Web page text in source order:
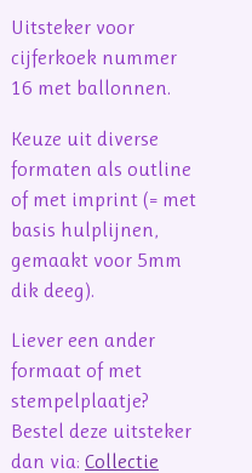
Uitsteker voor
cijferkoek nummer
16 met ballonnen.
Keuze uit diverse
formaten als outline
of met imprint (= met
basis hulplijnen,
gemaakt voor 5mm
dik deeg).
Liever een ander
formaat of met
stempelplaatje?
Bestel deze uitsteker
dan via: Collectie